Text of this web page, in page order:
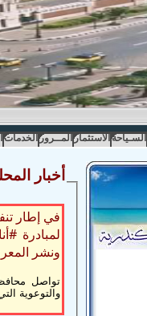
السـياحة الاستثمار المــرور الخدمات
خبار المحليات
في إطار
لمبادرة
ونشر
تواصل
والتوعوية